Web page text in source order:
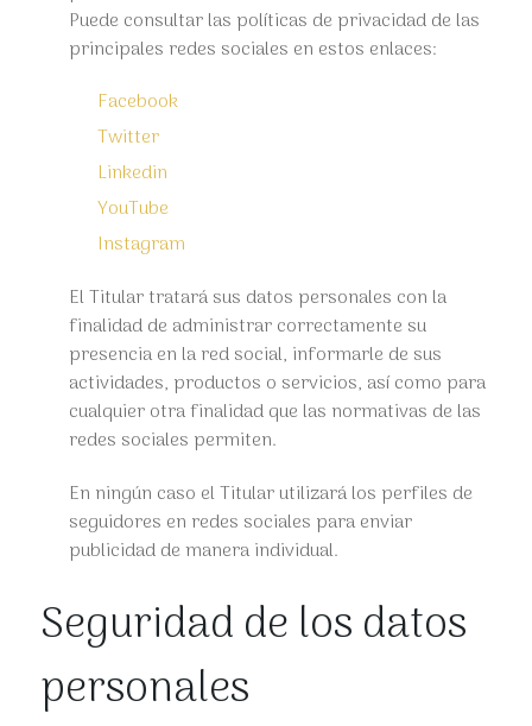
Puede consultar las políticas de privacidad de las
principales redes sociales en estos enlaces:
Facebook
Twitter
Linkedin
YouTube
Instagram
El Titular tratará sus datos personales con la
finalidad de administrar correctamente su
presencia en la red social, informarle de sus
actividades, productos o servicios, así como para
cualquier otra finalidad que las normativas de las
redes sociales permiten.
En ningún caso el Titular utilizará los perfiles de
seguidores en redes sociales para enviar
publicidad de manera individual.
Seguridad de los datos
personales